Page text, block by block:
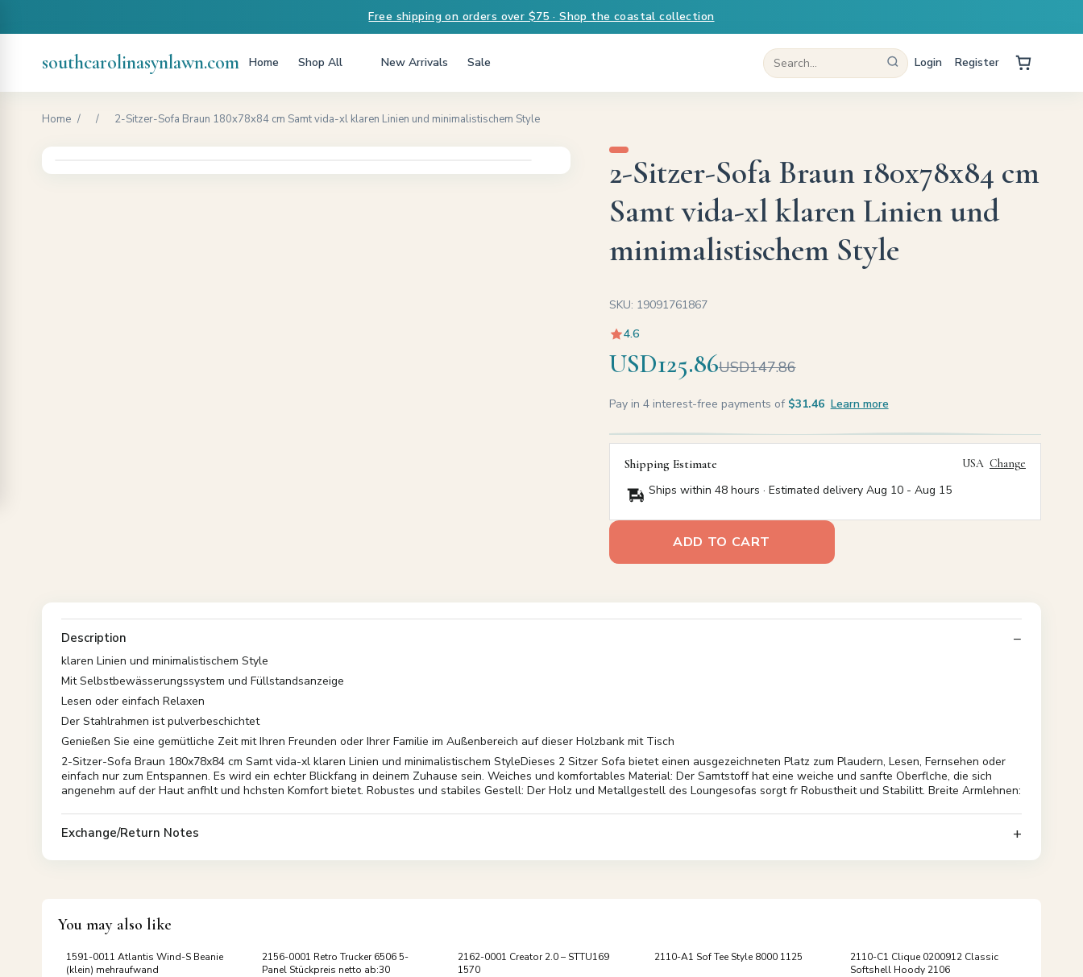
Free shipping on orders over $75 · Shop the coastal collection
southcarolinasynlawn.com Home Shop All New Arrivals Sale Login Register
Home / / 2-Sitzer-Sofa Braun 180x78x84 cm Samt vida-xl klaren Linien und minimalistischem Style
2-Sitzer-Sofa Braun 180x78x84 cm
Samt vida-xl klaren Linien und
minimalistischem Style
SKU: 19091761867
4.6
USD125.86USD147.86
Pay in 4 interest-free payments of $31.46 Learn more
Shipping Estimate USA Change
Ships within 48 hours · Estimated delivery Aug 10- Aug 15
ADD TO CART
Description
klaren Linien und minimalistischem Style
Mit Selbstbewässerungssystem und Füllstandsanzeige
Lesen oder einfach Relaxen
Der Stahlrahmen ist pulverbeschichtet
Genießen Sie eine gemütliche Zeit mit Ihren Freunden oder Ihrer Familie im Außenbereich auf dieser Holzbank mit Tisch
2-Sitzer-Sofa Braun 180x78x84 cm Samt vida-xl klaren Linien und minimalistischem StyleDieses 2 Sitzer Sofa bietet einen ausgezeichneten Platz zum Plaudern, Lesen, Fernsehen oder
einfach nur zum Entspannen. Es wird ein echter Blickfang in deinem Zuhause sein. Weiches und komfortables Material: Der Samtstoff hat eine weiche und sanfte Oberflche, die sich
angenehm auf der Haut anfhlt und hchsten Komfort bietet. Robustes und stabiles Gestell: Der Holz und Metallgestell des Loungesofas sorgt fr Robustheit und Stabilitt. Breite Armlehnen:
Exchange/Return Notes
You may also like
1591-0011 Atlantis Wind-S Beanie
(klein) mehraufwand
2156-0001 Retro Trucker 6506 5-
Panel Stückpreis netto ab:30
2162-0001 Creator 2.0 – STTU169
1570
2110-A1 Sof Tee Style 8000 1125
2110-C1 Clique 0200912 Classic
Softshell Hoody 2106